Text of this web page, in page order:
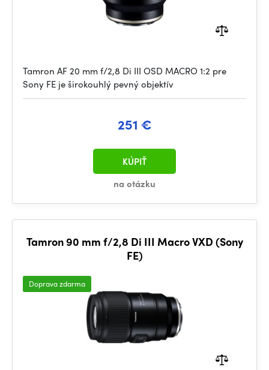
Tamron AF 20 mm f/2,8 Di III OSD MACRO 1:2 pre
Sony FE je širokouhlý pevný objektív
251 €
na otázku
KÚPIŤ
Tamron 90 mm f/2,8 Di III Macro VXD (Sony
FE)
Doprava zdarma